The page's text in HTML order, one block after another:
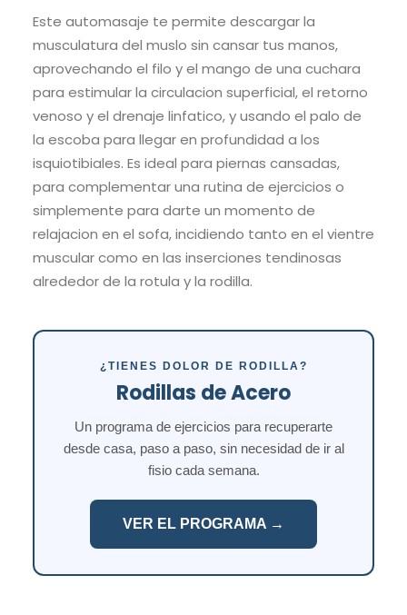
Este automasaje te permite descargar la
musculatura del muslo sin cansar tus manos,
aprovechando el filo y el mango de una cuchara
para estimular la circulacion superficial, el retorno
venoso y el drenaje linfatico, y usando el palo de
la escoba para llegar en profundidad a los
isquiotibiales. Es ideal para piernas cansadas,
para complementar una rutina de ejercicios o
simplemente para darte un momento de
relajacion en el sofa, incidiendo tanto en el vientre
muscular como en las inserciones tendinosas
alrededor de la rotula y la rodilla.
¿TIENES DOLOR DE RODILLA?
Rodillas de Acero
Un programa de ejercicios para recuperarte
desde casa, paso a paso, sin necesidad de ir al
fisio cada semana.
VER EL PROGRAMA →